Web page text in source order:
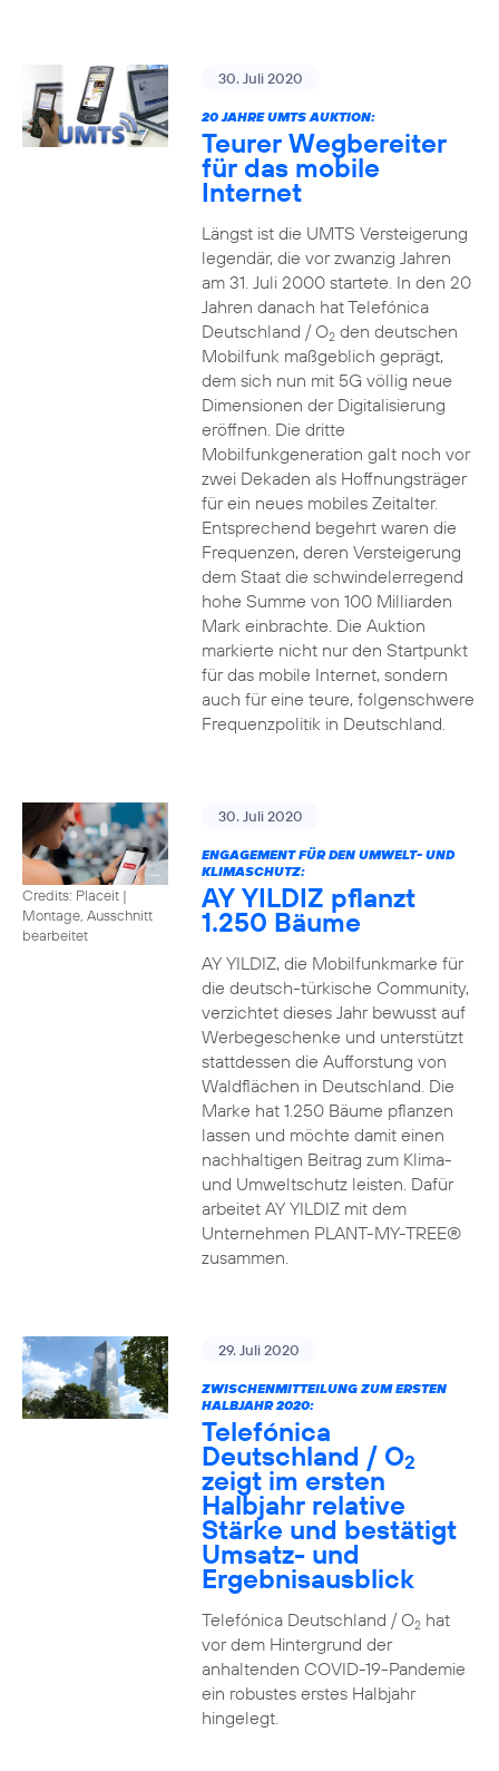
30. Juli 2020
20 JAHRE UMTS AUKTION:
Teurer Wegbereiter
für das mobile
Internet
Längst ist die UMTS Versteigerung
legendär, die vor zwanzig Jahren
am 31. Juli 2000 startete. In den 20
Jahren danach hat Telefónica
Deutschland / O2den deutschen
Mobilfunk maßgeblich geprägt,
dem sich nun mit 5G völlig neue
Dimensionen der Digitalisierung
eröffnen. Die dritte
Mobilfunkgeneration galt noch vor
zwei Dekaden als Hoffnungsträger
für ein neues mobiles Zeitalter.
Entsprechend begehrt waren die
Frequenzen, deren Versteigerung
dem Staat die schwindelerregend
hohe Summe von 100 Milliarden
Mark einbrachte. Die Auktion
markierte nicht nur den Startpunkt
für das mobile Internet, sondern
auch für eine teure, folgenschwere
Frequenzpolitik in Deutschland.
Credits: Placeit |
Montage, Ausschnitt
bearbeitet
30. Juli 2020
ENGAGEMENT FÜR DEN UMWELT- UND
KLIMASCHUTZ:
AY YILDIZ pflanzt
1.250 Bäume
AY YILDIZ, die Mobilfunkmarke für
die deutsch-türkische Community,
verzichtet dieses Jahr bewusst auf
Werbegeschenke und unterstützt
stattdessen die Aufforstung von
Waldflächen in Deutschland. Die
Marke hat 1.250 Bäume pflanzen
lassen und möchte damit einen
nachhaltigen Beitrag zum Klima-
und Umweltschutz leisten. Dafür
arbeitet AY YILDIZ mit dem
Unternehmen PLANT-MY-TREE®
zusammen.
29. Juli 2020
ZWISCHENMITTEILUNG ZUM ERSTEN
HALBJAHR 2020:
Telefónica
Deutschland / O2
zeigt im ersten
Halbjahr relative
Stärke und bestätigt
Umsatz- und
Ergebnisausblick
Telefónica Deutschland / O2hat
vor dem Hintergrund der
anhaltenden COVID-19-Pandemie
ein robustes erstes Halbjahr
hingelegt.